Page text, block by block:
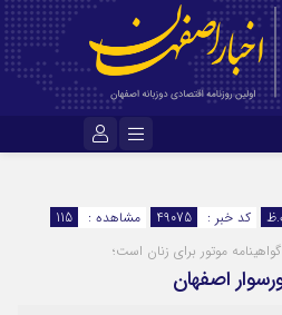
کد خبر : 49075 مشاهده :
115
موتور برای زنان است؛
اصفهان